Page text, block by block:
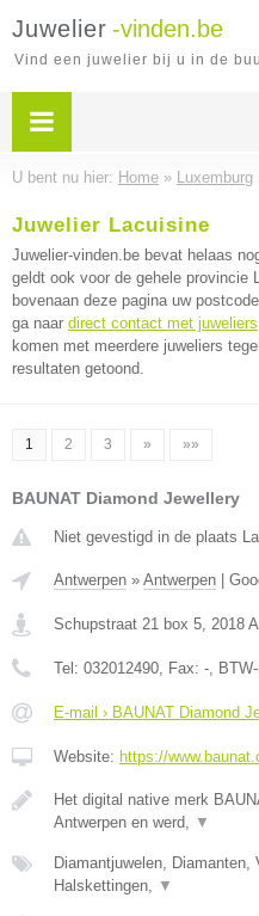
Juwelier -vinden.be
Vind een juwelier bij u in de
U bent nu hier: Home » Luxemburg
Juwelier Lacuisine
Juwelier-vinden.be bevat helaas
geldt ook voor de gehele provincie
bovenaan deze pagina uw
ga naar direct contact met juweliers
komen met meerdere juweliers
resultaten getoond.
1 2 3 » »»
BAUNAT Diamond Jewellery
Niet gevestigd in de plaats
Antwerpen » Antwerpen
Schupstraat 21 box 5, 2018
Tel: 032012490, Fax: -,
E-mail › BAUNAT Diamond
Website: https://
Het digital native merk
Antwerpen en werd, ▼
Diamantjuwelen, Diamanten,
Halskettingen, ▼